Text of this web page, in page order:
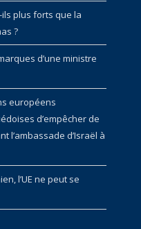
ils plus forts que la
?
d’une ministre
européens
d’empêcher de
l’ambassade d’Israël à
l’UE ne peut se